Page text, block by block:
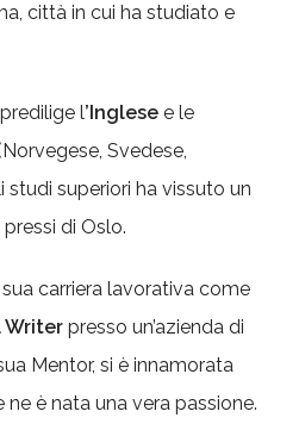
città in cui ha studiato e
l’Inglese e le
Svedese,
studi superiori ha vissuto un
di Oslo.
carriera lavorativa come
Writer presso un’azienda di
Mentor, si è innamorata
è nata una vera passione.